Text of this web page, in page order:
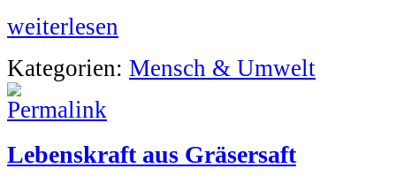
weiterlesen
Kategorien: Mensch & Umwelt
Lebenskraft aus Gräsersaft